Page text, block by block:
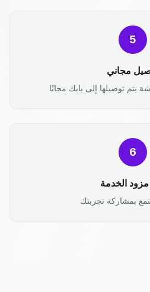
5
مجاني
يتم توصيلها إلى بابك مجانًا
6
الخدمة
بمشاركة تجربتك